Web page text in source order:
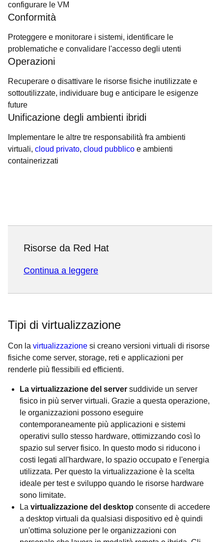
configurare le VM
Conformità
Proteggere e monitorare i sistemi, identificare le
problematiche e convalidare l'accesso degli utenti
Operazioni
Recuperare o disattivare le risorse fisiche inutilizzate e
sottoutilizzate, individuare bug e anticipare le esigenze
future
Unificazione degli ambienti ibridi
Implementare le altre tre responsabilità fra ambienti
virtuali, cloud privato, cloud pubblico e ambienti
containerizzati
Risorse da Red Hat
Continua a leggere
Tipi di virtualizzazione
Con la virtualizzazione si creano versioni virtuali di risorse
fisiche come server, storage, reti e applicazioni per
renderle più flessibili ed efficienti.
La virtualizzazione del server suddivide un server
fisico in più server virtuali. Grazie a questa operazione,
le organizzazioni possono eseguire
contemporaneamente più applicazioni e sistemi
operativi sullo stesso hardware, ottimizzando così lo
spazio sul server fisico. In questo modo si riducono i
costi legati all'hardware, lo spazio occupato e l'energia
utilizzata. Per questo la virtualizzazione è la scelta
ideale per test e sviluppo quando le risorse hardware
sono limitate.
La virtualizzazione del desktop consente di accedere
a desktop virtuali da qualsiasi dispositivo ed è quindi
un'ottima soluzione per le organizzazioni con